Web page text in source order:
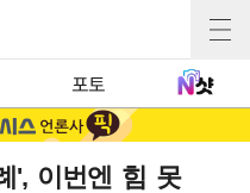
포토
', 이번엔 힘 못